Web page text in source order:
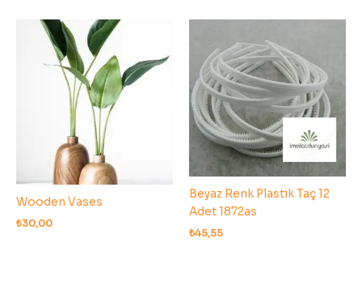
Wooden Vases
₺30,00
Beyaz Renk Plastik Taç 12
Adet 1872as
₺45,55